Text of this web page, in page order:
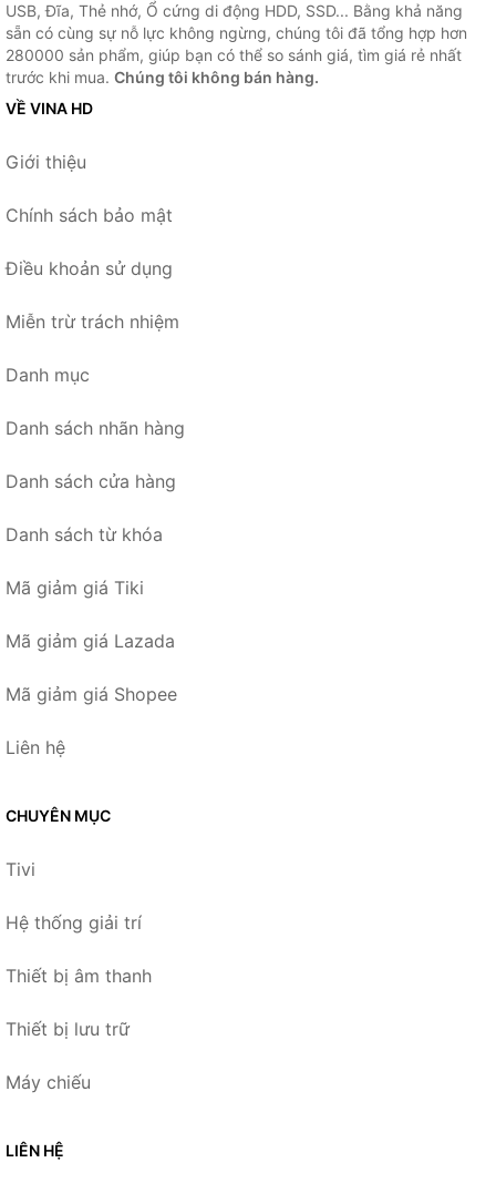
USB, Đĩa, Thẻ nhớ, Ổ cứng di động HDD, SSD... Bằng khả năng
sẵn có cùng sự nỗ lực không ngừng, chúng tôi đã tổng hợp hơn
280000 sản phẩm, giúp bạn có thể so sánh giá, tìm giá rẻ nhất
trước khi mua. Chúng tôi không bán hàng.
VỀ VINA HD
Giới thiệu
Chính sách bảo mật
Điều khoản sử dụng
Miễn trừ trách nhiệm
Danh mục
Danh sách nhãn hàng
Danh sách cửa hàng
Danh sách từ khóa
Mã giảm giá Tiki
Mã giảm giá Lazada
Mã giảm giá Shopee
Liên hệ
CHUYÊN MỤC
Tivi
Hệ thống giải trí
Thiết bị âm thanh
Thiết bị lưu trữ
Máy chiếu
LIÊN HỆ